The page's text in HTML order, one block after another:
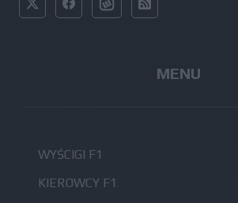
MENU
WYŚCIGI F1
KIEROWCY F1